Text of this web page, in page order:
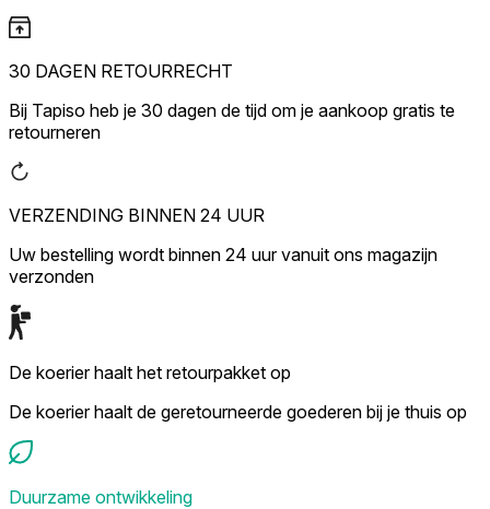
30 DAGEN RETOURRECHT
Bij Tapiso heb je 30 dagen de tijd om je aankoop gratis te
retourneren
VERZENDING BINNEN 24 UUR
Uw bestelling wordt binnen 24 uur vanuit ons magazijn
verzonden
De koerier haalt het retourpakket op
De koerier haalt de geretourneerde goederen bij je thuis op
Duurzame ontwikkeling